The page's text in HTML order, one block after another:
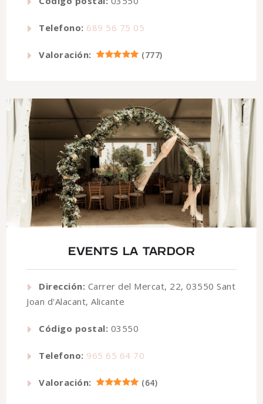
Telefono: 689 56 75 05
Valoración: (777)
EVENTS LA TARDOR
Dirección: Carrer del Mercat, 22, 03550 Sant
Joan d'Alacant, Alicante
Código postal: 03550
Telefono: 965 65 64 70
Valoración: (64)